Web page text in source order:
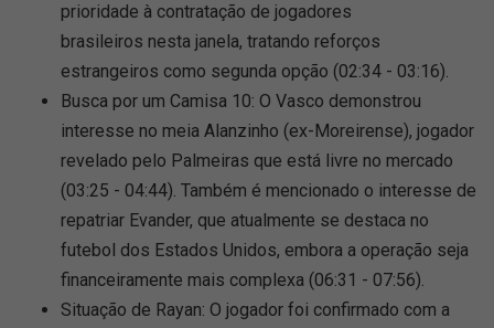
prioridade à contratação de jogadores
brasileiros nesta janela, tratando reforços
estrangeiros como segunda opção (02:34 - 03:16).
Busca por um Camisa 10: O Vasco demonstrou
interesse no meia Alanzinho (ex-Moreirense), jogador
revelado pelo Palmeiras que está livre no mercado
(03:25 - 04:44). Também é mencionado o interesse de
repatriar Evander, que atualmente se destaca no
futebol dos Estados Unidos, embora a operação seja
financeiramente mais complexa (06:31 - 07:56).
Situação de Rayan: O jogador foi confirmado com a